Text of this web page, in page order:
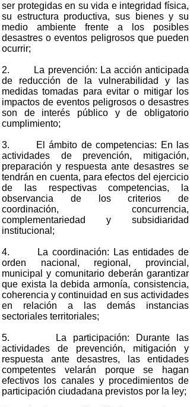
ser protegidas en su vida e integridad física,
su estructura productiva, sus bienes y su
medio ambiente frente a los posibles
desastres o eventos peligrosos que pueden
ocurrir;
2. La prevención: La acción anticipada
de reducción de la vulnerabilidad y las
medidas tomadas para evitar o mitigar los
impactos de eventos peligrosos o desastres
son de interés público y de obligatorio
cumplimiento;
3. El ámbito de competencias: En las
actividades de prevención, mitigación,
preparación y respuesta ante desastres se
tendrán en cuenta, para efectos del ejercicio
de las respectivas competencias, la
observancia de los criterios de
coordinación, concurrencia,
complementariedad y subsidiaridad
institucional;
4. La coordinación: Las entidades de
orden nacional, regional, provincial,
municipal y comunitario deberán garantizar
que exista la debida armonía, consistencia,
coherencia y continuidad en sus actividades
en relación a las demás instancias
sectoriales territoriales;
5. La participación: Durante las
actividades de prevención, mitigación y
respuesta ante desastres, las entidades
competentes velarán porque se hagan
efectivos los canales y procedimientos de
participación ciudadana previstos por la ley;